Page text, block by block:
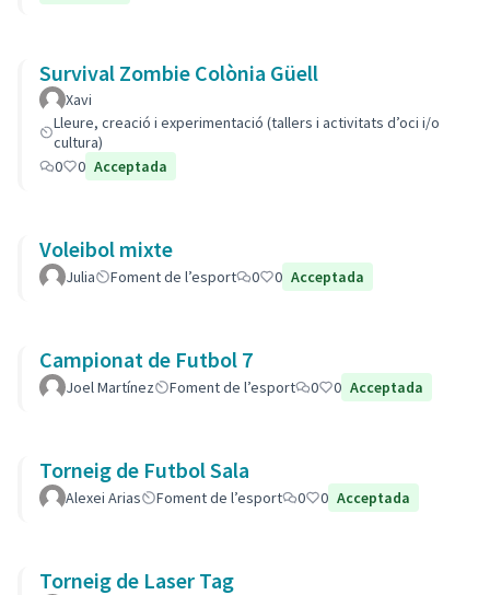
Survival Zombie Colònia Güell
Xavi
Lleure, creació i experimentació (tallers i activitats d’oci i/o
cultura)
0
0 Acceptada
Voleibol mixte
Julia Foment de l’esport 0 0 Acceptada
Campionat de Futbol 7
Joel Martínez Foment de l’esport 0 0 Acceptada
Torneig de Futbol Sala
Alexei Arias Foment de l’esport 0 0 Acceptada
Torneig de Laser Tag